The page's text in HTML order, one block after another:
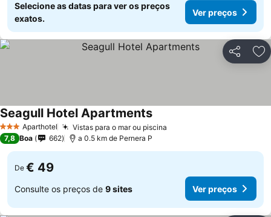
Selecione as datas para ver os preços
exatos.
Ver preços
Partilhar
3 EstrelasAparthotel Vistas para o mar ou piscina
Seagull Hotel Apartments
7,8 Boa 662 a 0.5 km de Pernera P
De € 49
Consulte os preços de 9 sites Ver preços